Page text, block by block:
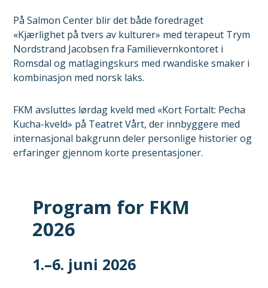
På Salmon Center blir det både foredraget
«Kjærlighet på tvers av kulturer» med terapeut Trym
Nordstrand Jacobsen fra Familievernkontoret i
Romsdal og matlagingskurs med rwandiske smaker i
kombinasjon med norsk laks.
FKM avsluttes lørdag kveld med «Kort Fortalt: Pecha
Kucha-kveld» på Teatret Vårt, der innbyggere med
internasjonal bakgrunn deler personlige historier og
erfaringer gjennom korte presentasjoner.
Program for FKM
2026
1.–6. juni 2026